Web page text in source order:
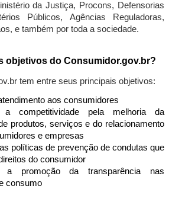
da Justiça, Procons, Defensorias
Públicos, Agências Reguladoras,
e também por toda a sociedade.
objetivos do Consumidor.gov.br?
tem entre seus principais objetivos:
aos consumidores
a competitividade pela melhoria da
produtos, serviços e do relacionamento
e empresas
políticas de prevenção de condutas que
do consumidor
a promoção da transparência nas
consumo